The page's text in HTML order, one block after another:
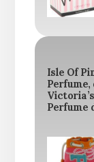
Isle Of
Perfume,
Perfume